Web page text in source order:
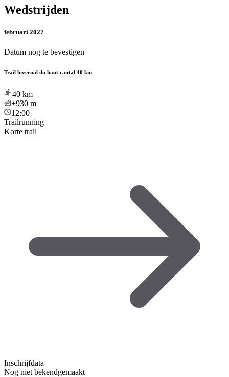
Wedstrijden
februari 2027
Datum nog te bevestigen
Trail hivernal du haut cantal 40 km
40 km
+930 m
12:00
Trailrunning
Korte trail
Inschrijfdata
Nog niet bekendgemaakt